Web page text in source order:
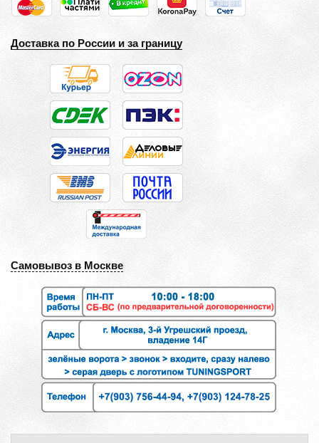
Доставка по России и за границу
Самовывоз в Москве